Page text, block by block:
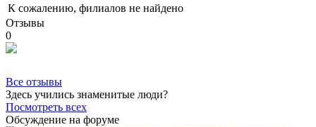
К сожалению, филиалов не найдено
Отзывы
0
Все отзывы
Здесь учились знаменитые люди?
Посмотреть всех
Обсуждение на форуме